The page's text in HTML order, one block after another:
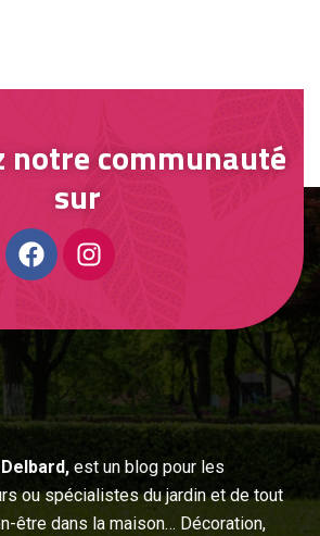
notre communauté
sur
est un blog pour les
ou spécialistes du jardin et de tout
être dans la maison… Décoration,